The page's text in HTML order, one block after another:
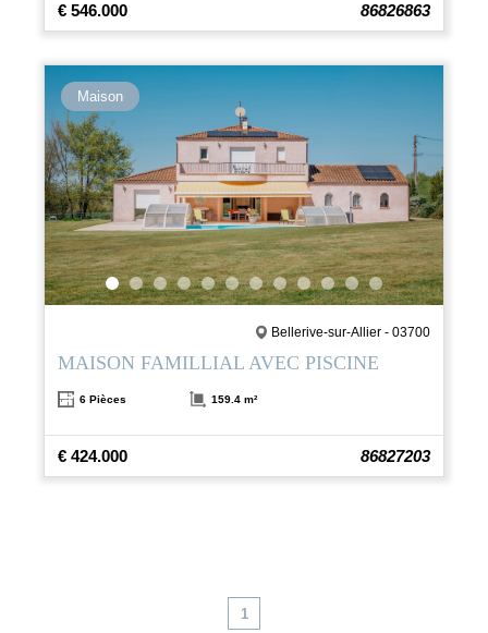
€ 546.000 86826863
Maison
Bellerive-sur-Allier - 03700
MAISON FAMILLIAL AVEC PISCINE
6 Pièces 159.4 m²
€ 424.000 86827203
1